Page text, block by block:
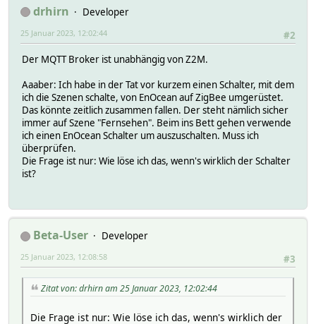
drhirn
Developer
#2
25 Januar 2023, 12:02:44
Der MQTT Broker ist unabhängig von Z2M.
Aaaber: Ich habe in der Tat vor kurzem einen Schalter, mit dem
ich die Szenen schalte, von EnOcean auf ZigBee umgerüstet.
Das könnte zeitlich zusammen fallen. Der steht nämlich sicher
immer auf Szene "Fernsehen". Beim ins Bett gehen verwende
ich einen EnOcean Schalter um auszuschalten. Muss ich
überprüfen.
Die Frage ist nur: Wie löse ich das, wenn's wirklich der Schalter
ist?
Beta-User
Developer
#3
25 Januar 2023, 12:08:58
Zitat von: drhirn am 25 Januar 2023, 12:02:44
Die Frage ist nur: Wie löse ich das, wenn's wirklich der